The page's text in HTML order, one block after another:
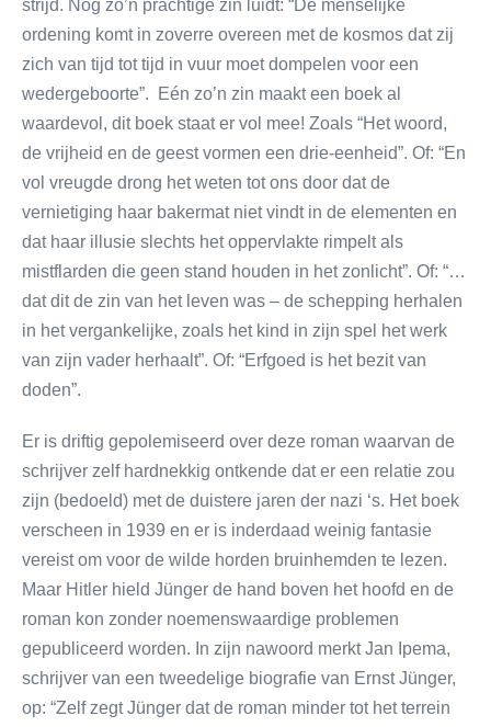
strijd. Nog zo’n prachtige zin luidt: “De menselijke
ordening komt in zoverre overeen met de kosmos dat zij
zich van tijd tot tijd in vuur moet dompelen voor een
wedergeboorte”. Eén zo’n zin maakt een boek al
waardevol, dit boek staat er vol mee! Zoals “Het woord,
de vrijheid en de geest vormen een drie-eenheid”. Of: “En
vol vreugde drong het weten tot ons door dat de
vernietiging haar bakermat niet vindt in de elementen en
dat haar illusie slechts het oppervlakte rimpelt als
mistflarden die geen stand houden in het zonlicht”. Of: “…
dat dit de zin van het leven was – de schepping herhalen
in het vergankelijke, zoals het kind in zijn spel het werk
van zijn vader herhaalt”. Of: “Erfgoed is het bezit van
doden”.
Er is driftig gepolemiseerd over deze roman waarvan de
schrijver zelf hardnekkig ontkende dat er een relatie zou
zijn (bedoeld) met de duistere jaren der nazi ‘s. Het boek
verscheen in 1939 en er is inderdaad weinig fantasie
vereist om voor de wilde horden bruinhemden te lezen.
Maar Hitler hield Jünger de hand boven het hoofd en de
roman kon zonder noemenswaardige problemen
gepubliceerd worden. In zijn nawoord merkt Jan Ipema,
schrijver van een tweedelige biografie van Ernst Jünger,
op: “Zelf zegt Jünger dat de roman minder tot het terrein